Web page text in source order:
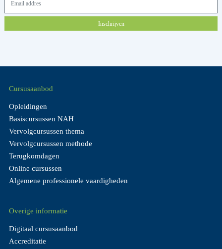
Inschrijven
Cursusaanbod
Opleidingen
Basiscursussen NAH
Vervolgcursussen thema
Vervolgcursussen methode
Terugkomdagen
Online cursussen
Algemene professionele vaardigheden
Overige informatie
Digitaal cursusaanbod
Accreditatie